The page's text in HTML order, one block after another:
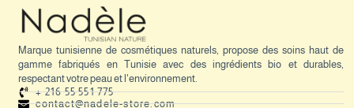
Marque tunisienne de cosmétiques naturels, propose des soins haut de
gamme fabriqués en Tunisie avec des ingrédients bio et durables,
respectant votre peau et l'environnement.
+ 216 55 551 775
contact@nadele-store.com